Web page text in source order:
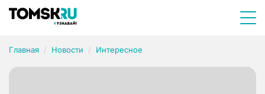
Главная Новости Интересное